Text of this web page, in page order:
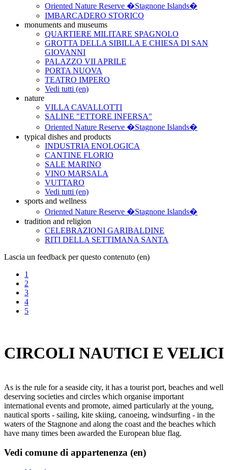
Oriented Nature Reserve �Stagnone Islands�
IMBARCADERO STORICO
monuments and museums
QUARTIERE MILITARE SPAGNOLO
GROTTA DELLA SIBILLA E CHIESA DI SAN
GIOVANNI
PALAZZO VII APRILE
PORTA NUOVA
TEATRO IMPERO
Vedi tutti (en)
nature
VILLA CAVALLOTTI
SALINE "ETTORE INFERSA"
Oriented Nature Reserve �Stagnone Islands�
typical dishes and products
INDUSTRIA ENOLOGICA
CANTINE FLORIO
SALE MARINO
VINO MARSALA
VUTTARO
Vedi tutti (en)
sports and wellness
Oriented Nature Reserve �Stagnone Islands�
tradition and religion
CELEBRAZIONI GARIBALDINE
RITI DELLA SETTIMANA SANTA
Lascia un feedback per questo contenuto (en)
1
2
3
4
5
CIRCOLI NAUTICI E VELICI
As is the rule for a seaside city, it has a tourist port, beaches and well
deserving societies and circles which organise important
international events and promote, aimed particularly at the young,
nautical sports - sailing, kite skiing, canoeing, windsurfing - in the
waters of the Stagnone and along the coast and the beaches which
have many times been awarded the European blue flag.
Vedi comune di appartenenza (en)